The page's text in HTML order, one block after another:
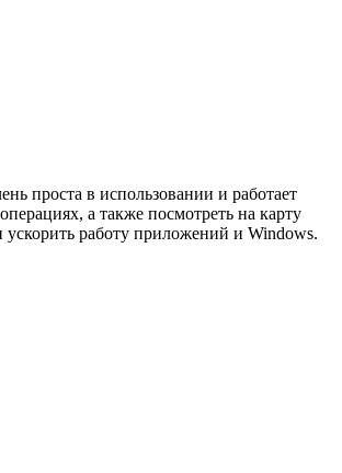
проста в использовании и работает
а также посмотреть на карту
работу приложений и Windows.